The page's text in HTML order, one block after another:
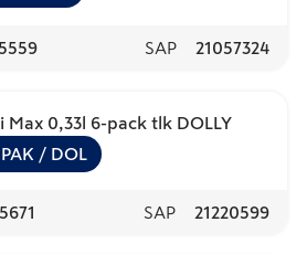
SAP 21057324
Max 0,33l 6-pack tlk DOLLY
PAK / DOL
SAP 21220599